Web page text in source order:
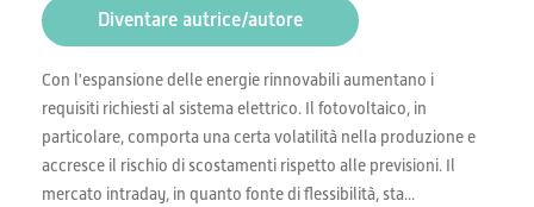
Diventare autrice/autore
Con l'espansione delle energie rinnovabili aumentano i
requisiti richiesti al sistema elettrico. Il fotovoltaico, in
particolare, comporta una certa volatilità nella produzione e
accresce il rischio di scostamenti rispetto alle previsioni. Il
mercato intraday, in quanto fonte di flessibilità, sta...